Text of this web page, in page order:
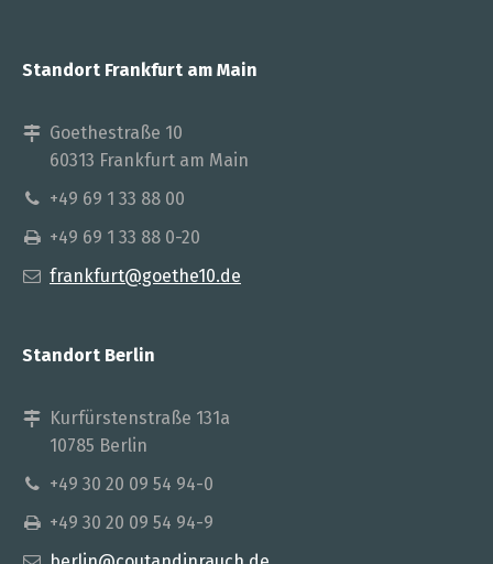
Standort Frankfurt am Main
Goethestraße 10
60313 Frankfurt am Main
+49 69 1 33 88 00
+49 69 1 33 88 0-20
frankfurt@goethe10.de
Standort Berlin
Kurfürstenstraße 131a
10785 Berlin
+49 30 20 09 54 94-0
+49 30 20 09 54 94-9